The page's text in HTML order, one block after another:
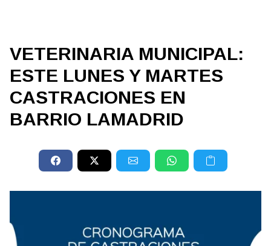
VETERINARIA MUNICIPAL:
ESTE LUNES Y MARTES
CASTRACIONES EN
BARRIO LAMADRID